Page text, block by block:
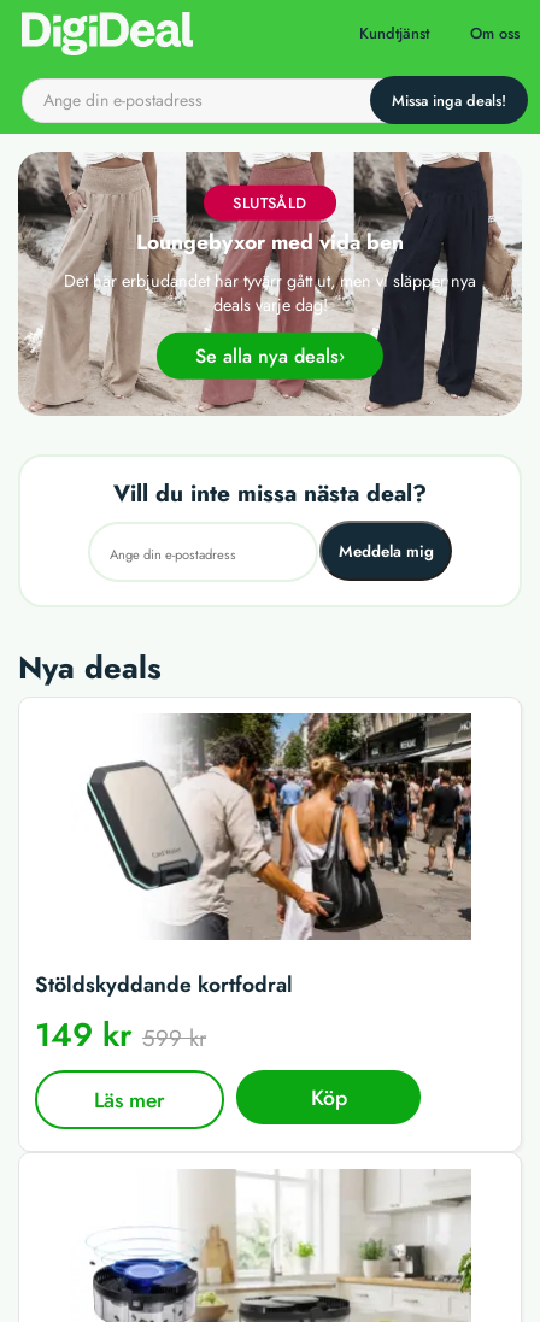
Till startsidan Kundtjänst Om oss
SLUTSÅLD
Loungebyxor med vida ben
Det här erbjudandet har tyvärr gått ut, men vi släpper nya
deals varje dag!
Se alla nya deals
Vill du inte missa nästa deal?
Meddela mig
Nya deals
Stöldskyddande kortfodral
149 kr 599 kr
Läs mer Köp